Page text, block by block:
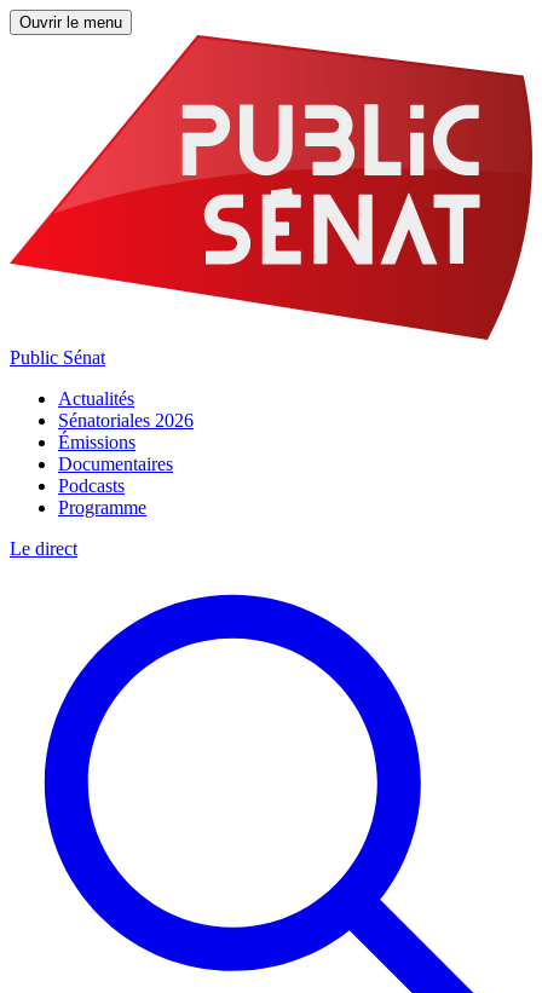
Ouvrir le menu
Public Sénat
Actualités
Sénatoriales 2026
Émissions
Documentaires
Podcasts
Programme
Le direct